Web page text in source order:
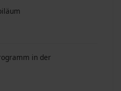
in der